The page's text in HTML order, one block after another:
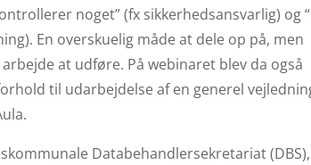
noget” (fx sikkerhedsansvarlig) og
En overskuelig måde at dele op på, men
at udføre. På webinaret blev da også
til udarbejdelse af en generel
Databehandlersekretariat (DBS),